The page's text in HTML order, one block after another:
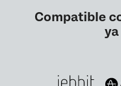
Compatible